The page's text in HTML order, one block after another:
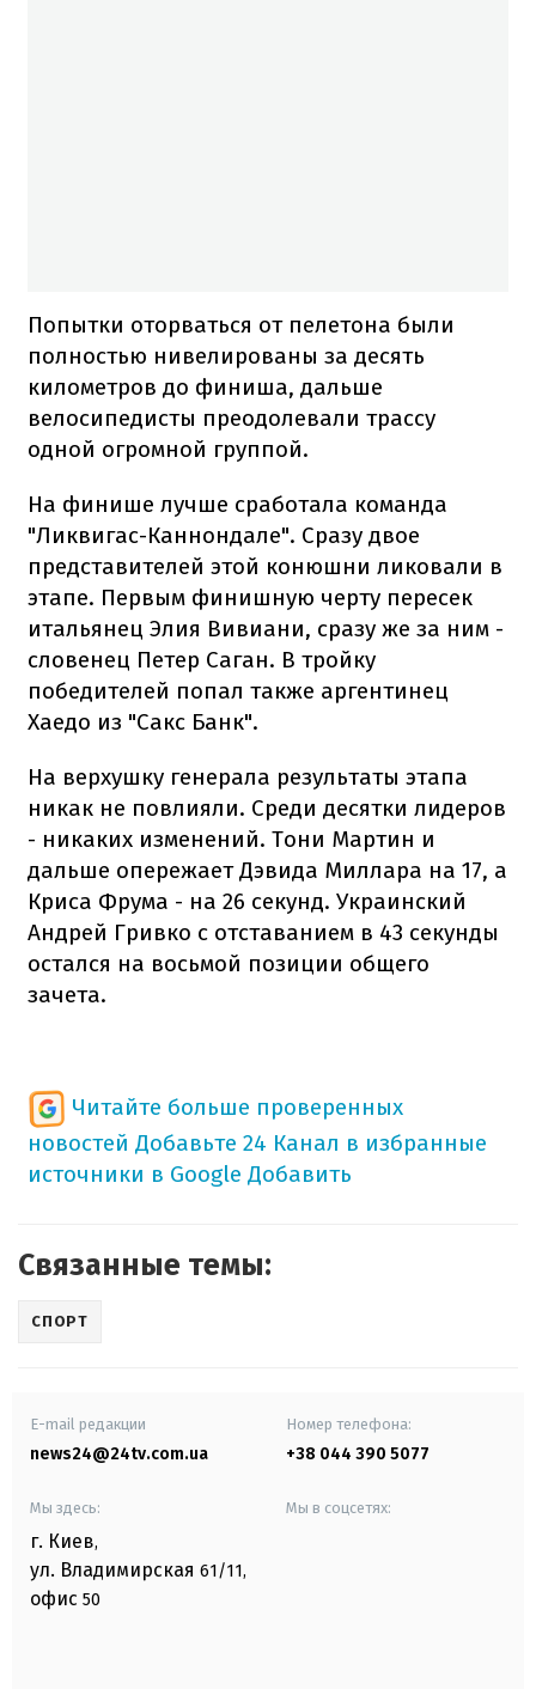
Попытки оторваться от пелетона были
полностью нивелированы за десять
километров до финиша, дальше
велосипедисты преодолевали трассу
одной огромной группой.
На финише лучше сработала команда
"Ликвигас-Каннондале". Сразу двое
представителей этой конюшни ликовали в
этапе. Первым финишную черту пересек
итальянец Элия Вивиани, сразу же за ним -
словенец Петер Саган. В тройку
победителей попал также аргентинец
Хаедо из "Сакс Банк".
На верхушку генерала результаты этапа
никак не повлияли. Среди десятки лидеров
- никаких изменений. Тони Мартин и
дальше опережает Дэвида Миллара на 17, а
Криса Фрума - на 26 секунд. Украинский
Андрей Гривко с отставанием в 43 секунды
остался на восьмой позиции общего
зачета.
Читайте больше проверенных
новостей Добавьте 24 Канал в избранные
источники в Google Добавить
Связанные темы:
СПОРТ
E-mail редакции
news24@24tv.com.ua
Номер телефона:
+38 044 390 5077
Мы здесь:
г. Киев,
ул. Владимирская 61/11,
офис 50
Мы в соцсетях: